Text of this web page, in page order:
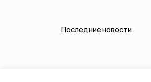
Последние новости